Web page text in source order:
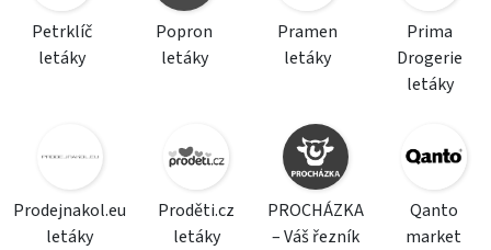
Petrklíč
letáky
Popron
letáky
Pramen
letáky
Prima
Drogerie
letáky
Prodejnakol.eu
letáky
Proděti.cz
letáky
PROCHÁZKA
– Váš řezník
Qanto
market